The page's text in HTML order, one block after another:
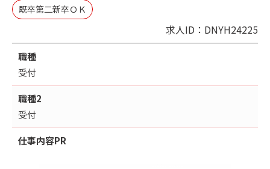
既卒第二新卒ＯＫ
求人ID：DNYH24225
職種
受付
職種2
受付
仕事内容PR